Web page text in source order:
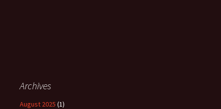
Archives
August 2025 (1)